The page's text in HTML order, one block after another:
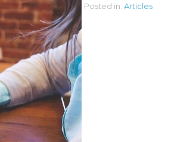
Posted in: Articles